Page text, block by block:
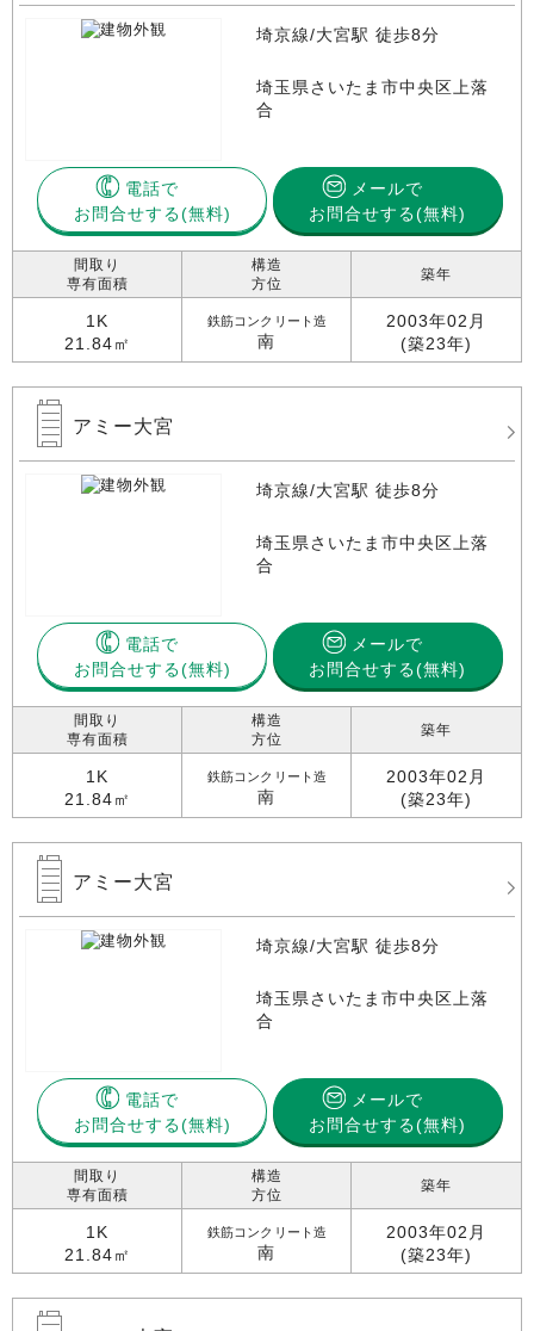
埼京線/大宮駅 徒歩8分
埼玉県さいたま市中央区上落
合
電話で
お問合せする
メールで
お問合せする(無料)
間取り
専有面積
1K
21.84㎡
構造
方位
鉄筋コンクリート造
南
築年
2003年02月
(築23年)
アミー大宮
埼京線/大宮駅 徒歩8分
埼玉県さいたま市中央区上落
合
電話で
お問合せする
メールで
お問合せする(無料)
間取り
専有面積
1K
21.84㎡
構造
方位
鉄筋コンクリート造
南
築年
2003年02月
(築23年)
アミー大宮
埼京線/大宮駅 徒歩8分
埼玉県さいたま市中央区上落
合
電話で
お問合せする
メールで
お問合せする(無料)
間取り
専有面積
1K
21.84㎡
構造
方位
鉄筋コンクリート造
南
築年
2003年02月
(築23年)